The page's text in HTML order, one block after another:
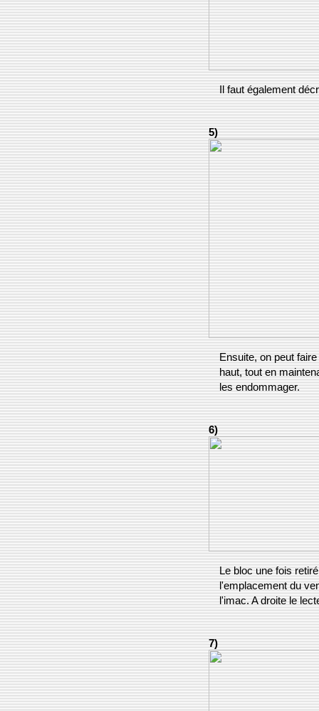
Il faut également
5)
Ensuite, on peut
haut, tout en
les endommager.
6)
Le bloc une fois
l'emplacement du
l'imac. A droite le
7)